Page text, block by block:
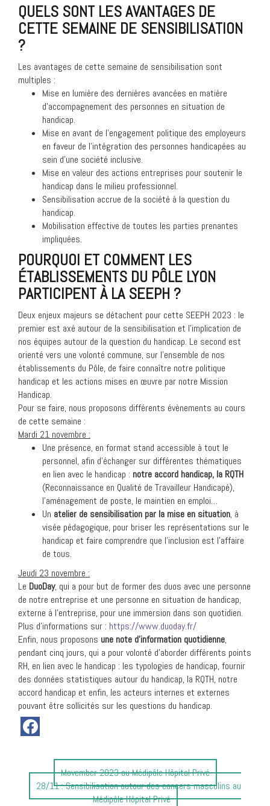
QUELS SONT LES AVANTAGES DE
CETTE SEMAINE DE SENSIBILISATION
?
Les avantages de cette semaine de sensibilisation sont
multiples :
Mise en lumière des dernières avancées en matière
d’accompagnement des personnes en situation de
handicap.
Mise en avant de l’engagement politique des employeurs
en faveur de l’intégration des personnes handicapées au
sein d’une société inclusive.
Mise en valeur des actions entreprises pour soutenir le
handicap dans le milieu professionnel.
Sensibilisation accrue de la société à la question du
handicap.
Mobilisation effective de toutes les parties prenantes
impliquées.
POURQUOI ET COMMENT LES
ÉTABLISSEMENTS DU PÔLE LYON
PARTICIPENT À LA SEEPH ?
Deux enjeux majeurs se détachent pour cette SEEPH 2023 : le
premier est axé autour de la sensibilisation et l’implication de
nos équipes autour de la question du handicap. Le second est
orienté vers une volonté commune, sur l’ensemble de nos
établissements du Pôle, de faire connaître notre politique
handicap et les actions mises en œuvre par notre Mission
Handicap.
Pour se faire, nous proposons différents évènements au cours
de cette semaine :
Mardi 21 novembre :
Une présence, en format stand accessible à tout le
personnel, afin d’échanger sur différentes thématiques
en lien avec le handicap : notre accord handicap, la RQTH
(Reconnaissance en Qualité de Travailleur Handicapé),
l’aménagement de poste, le maintien en emploi…
Un atelier de sensibilisation par la mise en situation, à
visée pédagogique, pour briser les représentations sur le
handicap et faire comprendre que l’inclusion est l’affaire
de tous.
Jeudi 23 novembre :
Le DuoDay, qui a pour but de former des duos avec une personne
de notre entreprise et une personne en situation de handicap,
externe à l’entreprise, pour une immersion dans son quotidien.
Plus d’informations sur : https://www.duoday.fr/
Enfin, nous proposons une note d’information quotidienne,
pendant cinq jours, qui a pour volonté d’aborder différents points
RH, en lien avec le handicap : les typologies de handicap, fournir
des données statistiques autour du handicap, la RQTH, notre
accord handicap et enfin, les acteurs internes et externes
pouvant être sollicités sur les questions du handicap.
Article
précédent
:
Movember 2023 au Médipôle Hôpital Privé
Article
suivant
28/11 : Sensibilisation autour des cancers masculins au
Médipôle Hôpital Privé